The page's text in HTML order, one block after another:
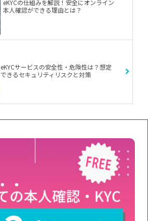
eKYCの仕組みを解説！安全にオンライン
本人確認ができる理由とは？
eKYCサービスの安全性・危険性は？想定
できるセキュリティリスクと対策